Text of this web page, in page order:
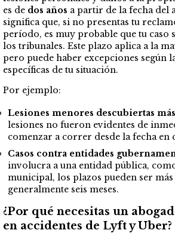
es de dos años a partir de la fecha del
significa que, si no presentas tu
período, es muy probable que tu caso
los tribunales. Este plazo aplica a la
pero puede haber excepciones según
específicas de tu situación.
Por ejemplo:
Lesiones menores descubiertas
lesiones no fueron evidentes de
comenzar a correr desde la fecha en
Casos contra entidades
involucra a una entidad pública,
municipal, los plazos pueden ser
generalmente seis meses.
¿Por qué necesitas un
en accidentes de Lyft y Uber?